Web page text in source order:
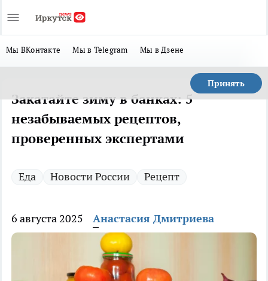
Мы ВКонтакте Мы в Telegram Мы в Дзене
Принять
Закатайте зиму в банках: 5
незабываемых рецептов,
проверенных экспертами
Еда Новости России Рецепт
6 августа 2025 Анастасия Дмитриева